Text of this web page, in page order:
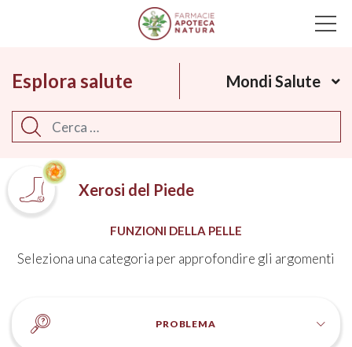
Main Navigation
Esplora salute Mondi Salute
Cerca
Xerosi del Piede
FUNZIONI DELLA PELLE
Seleziona una categoria per approfondire gli argomenti
PROBLEMA